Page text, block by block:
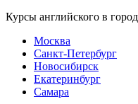
Курсы английского в
Москва
Санкт-Петербург
Новосибирск
Екатеринбург
Самара